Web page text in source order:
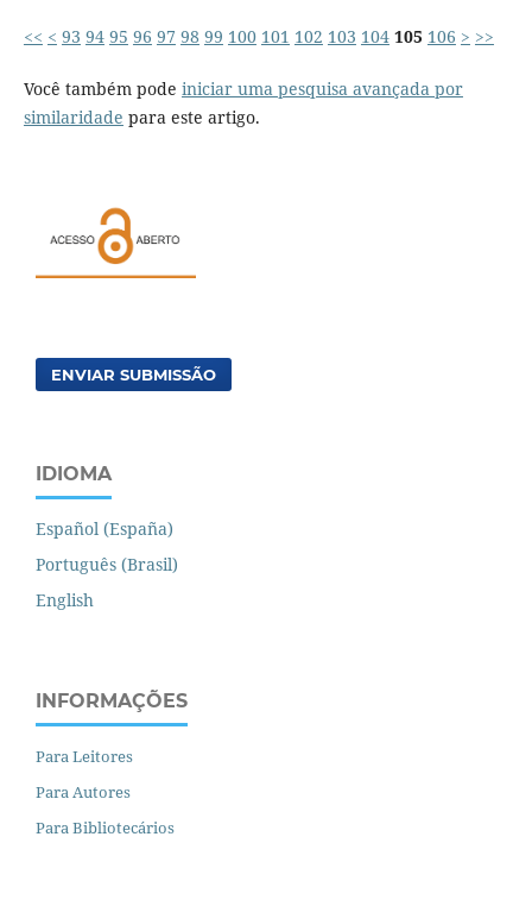
<< < 93 94 95 96 97 98 99 100 101 102 103 104 105 106 > >>
Você também pode iniciar uma pesquisa avançada por
similaridade para este artigo.
ENVIAR SUBMISSÃO
IDIOMA
Español (España)
Português (Brasil)
English
INFORMAÇÕES
Para Leitores
Para Autores
Para Bibliotecários